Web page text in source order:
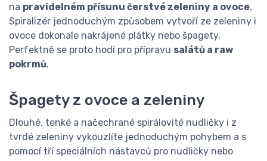
na pravidelném přísunu čerstvé zeleniny a ovoce.
Spiralizér jednoduchým způsobem vytvoří ze zeleniny i
ovoce dokonale nakrájené plátky nebo špagety.
Perfektně se proto hodí pro přípravu salátů a raw
pokrmů.
Špagety z ovoce a zeleniny
Dlouhé, tenké a načechrané spirálovité nudličky i z
tvrdé zeleniny vykouzlíte jednoduchým pohybem a s
pomocí tří speciálních nástavců pro nudličky nebo